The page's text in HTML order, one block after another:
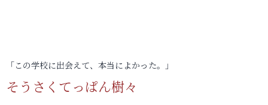
「この学校に出会えて、本当によかった。」
そうさくてっぱん樹々